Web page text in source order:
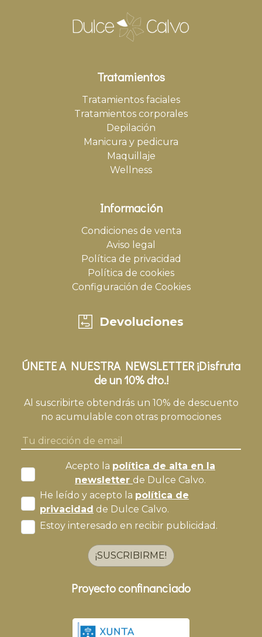
Tratamientos
Tratamientos faciales
Tratamientos corporales
Depilación
Manicura y pedicura
Maquillaje
Wellness
Información
Condiciones de venta
Aviso legal
Política de privacidad
Política de cookies
Configuración de Cookies
Devoluciones
ÚNETE A NUESTRA NEWSLETTER ¡Disfruta
de un 10% dto.!
Al suscribirte obtendrás un 10% de descuento
no acumulable con otras promociones
Acepto la política de alta en la
newsletter de Dulce Calvo.
He leído y acepto la política de
privacidad de Dulce Calvo.
Estoy interesado en recibir publicidad.
¡SUSCRIBIRME!
Proyecto confinanciado